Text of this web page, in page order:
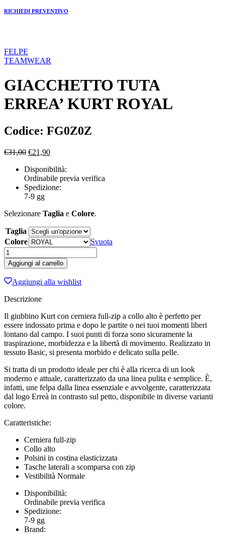
RICHIEDI PREVENTIVO
FELPE
TEAMWEAR
GIACCHETTO TUTA
ERREA’ KURT ROYAL
Codice: FG0Z0Z
€31,00 Il
originale
era:
€31,00.
€21,90Il
attuale
è:
€21,90.
Disponibilità:
Ordinabile previa verifica
Spedizione:
7-9 gg
Selezionare Taglia e Colore.
Taglia
Colore
Svuota
GIACCHETTO
TUTA
ERREA'
KURT
ROYAL
quantità
Aggiungi al carrello
Aggiungi alla wishlist
Descrizione
Il giubbino Kurt con cerniera full-zip a collo alto è perfetto per
essere indossato prima e dopo le partite o nei tuoi momenti liberi
lontano dal campo. I suoi punti di forza sono sicuramente la
traspirazione, morbidezza e la libertà di movimento. Realizzato in
tessuto Basic, si presenta morbido e delicato sulla pelle.
Si tratta di un prodotto ideale per chi è alla ricerca di un look
moderno e attuale, caratterizzato da una linea pulita e semplice. È,
infatti, une felpa dalla linea essenziale e avvolgente, caratterizzata
dal logo Erreà in contrasto sul petto, disponibile in diverse varianti
colore.
Caratteristiche:
Cerniera full-zip
Collo alto
Polsini in costina elasticizzata
Tasche laterali a scomparsa con zip
Vestibilità Normale
Disponibilità:
Ordinabile previa verifica
Spedizione:
7-9 gg
Brand: